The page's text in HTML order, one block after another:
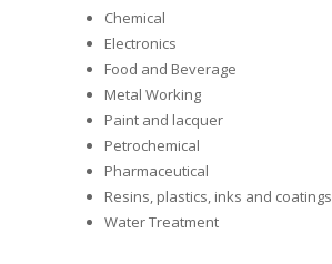
Chemical
Electronics
Food and Beverage
Metal Working
Paint and lacquer
Petrochemical
Pharmaceutical
Resins, plastics, inks and coatings
Water Treatment